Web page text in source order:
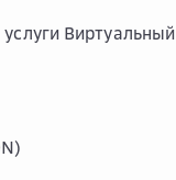
Виртуальный